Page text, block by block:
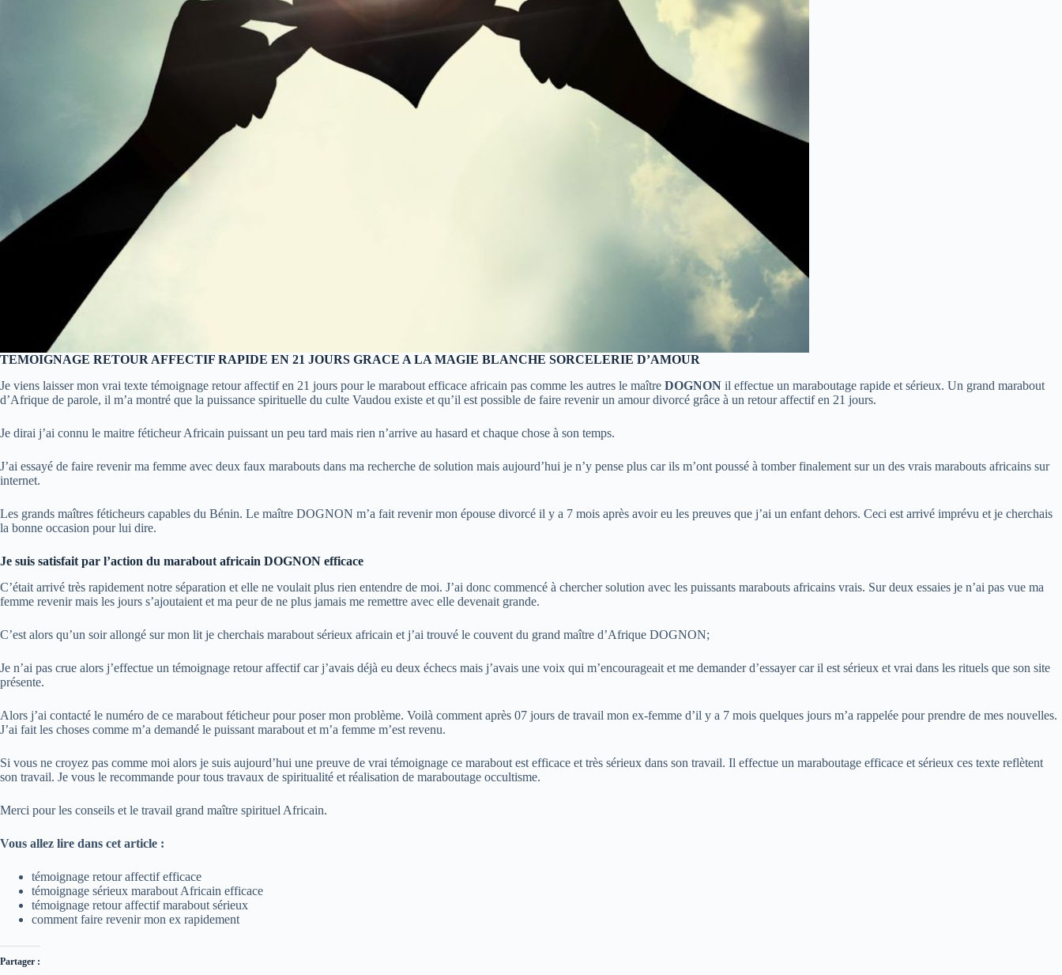
TEMOIGNAGE RETOUR AFFECTIF RAPIDE EN 21 JOURS GRACE A LA MAGIE BLANCHE SORCELERIE D’AMOUR
Je viens laisser mon vrai texte témoignage retour affectif en 21 jours pour le marabout efficace africain pas comme les autres le maître DOGNON il effectue un maraboutage rapide et sérieux. Un grand marabout
d’Afrique de parole, il m’a montré que la puissance spirituelle du culte Vaudou existe et qu’il est possible de faire revenir un amour divorcé grâce à un retour affectif en 21 jours.
Je dirai j’ai connu le maitre féticheur Africain puissant un peu tard mais rien n’arrive au hasard et chaque chose à son temps.
J’ai essayé de faire revenir ma femme avec deux faux marabouts dans ma recherche de solution mais aujourd’hui je n’y pense plus car ils m’ont poussé à tomber finalement sur un des vrais marabouts africains sur
internet.
Les grands maîtres féticheurs capables du Bénin. Le maître DOGNON m’a fait revenir mon épouse divorcé il y a 7 mois après avoir eu les preuves que j’ai un enfant dehors. Ceci est arrivé imprévu et je cherchais
la bonne occasion pour lui dire.
Je suis satisfait par l’action du marabout africain DOGNON efficace
C’était arrivé très rapidement notre séparation et elle ne voulait plus rien entendre de moi. J’ai donc commencé à chercher solution avec les puissants marabouts africains vrais. Sur deux essaies je n’ai pas vue ma
femme revenir mais les jours s’ajoutaient et ma peur de ne plus jamais me remettre avec elle devenait grande.
C’est alors qu’un soir allongé sur mon lit je cherchais marabout sérieux africain et j’ai trouvé le couvent du grand maître d’Afrique DOGNON;
Je n’ai pas crue alors j’effectue un témoignage retour affectif car j’avais déjà eu deux échecs mais j’avais une voix qui m’encourageait et me demander d’essayer car il est sérieux et vrai dans les rituels que son site
présente.
Alors j’ai contacté le numéro de ce marabout féticheur pour poser mon problème. Voilà comment après 07 jours de travail mon ex-femme d’il y a 7 mois quelques jours m’a rappelée pour prendre de mes nouvelles.
J’ai fait les choses comme m’a demandé le puissant marabout et m’a femme m’est revenu.
Si vous ne croyez pas comme moi alors je suis aujourd’hui une preuve de vrai témoignage ce marabout est efficace et très sérieux dans son travail. Il effectue un maraboutage efficace et sérieux ces texte reflètent
son travail. Je vous le recommande pour tous travaux de spiritualité et réalisation de maraboutage occultisme.
Merci pour les conseils et le travail grand maître spirituel Africain.
Vous allez lire dans cet article :
témoignage retour affectif efficace
témoignage sérieux marabout Africain efficace
témoignage retour affectif marabout sérieux
comment faire revenir mon ex rapidement
Partager :